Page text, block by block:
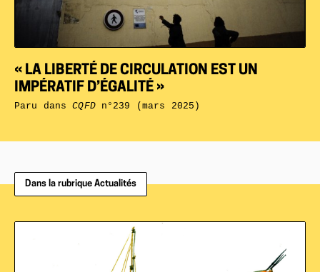
« LA LIBERTÉ DE CIRCULATION EST UN
IMPÉRATIF D’ÉGALITÉ »
Paru dansCQFDn°239 (mars 2025)
Dans la rubrique Actualités